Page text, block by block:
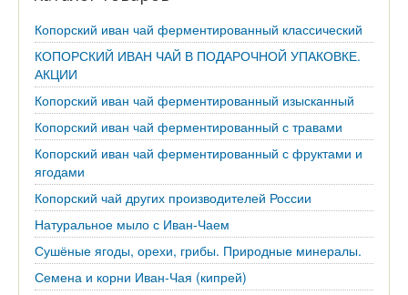
Копорский иван чай ферментированный классический
КОПОРСКИЙ ИВАН ЧАЙ В ПОДАРОЧНОЙ УПАКОВКЕ.
АКЦИИ
Копорский иван чай ферментированный изысканный
Копорский иван чай ферментированный с травами
Копорский иван чай ферментированный с фруктами и
ягодами
Копорский чай других производителей России
Натуральное мыло с Иван-Чаем
Сушёные ягоды, орехи, грибы. Природные минералы.
Семена и корни Иван-Чая (кипрей)